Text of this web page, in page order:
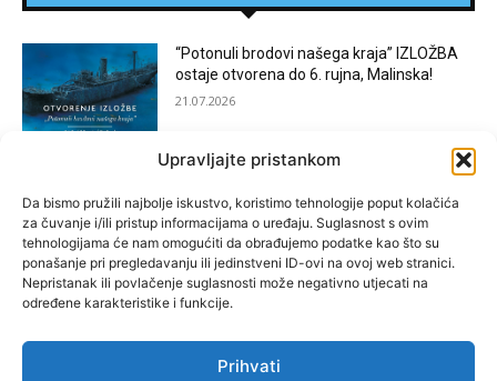
Upravljajte pristankom
Da bismo pružili najbolje iskustvo, koristimo tehnologije poput kolačića
za čuvanje i/ili pristup informacijama o uređaju. Suglasnost s ovim
tehnologijama će nam omogućiti da obrađujemo podatke kao što su
ponašanje pri pregledavanju ili jedinstveni ID-ovi na ovoj web stranici.
Nepristanak ili povlačenje suglasnosti može negativno utjecati na
određene karakteristike i funkcije.
Prihvati
“Potonuli brodovi našega kraja” IZLOŽBA
ostaje otvorena do 6. rujna, Malinska!
21.07.2026
KOSTRENI”
15.07.2026
[BAKAR]: MARGARETINO LETO 2026!